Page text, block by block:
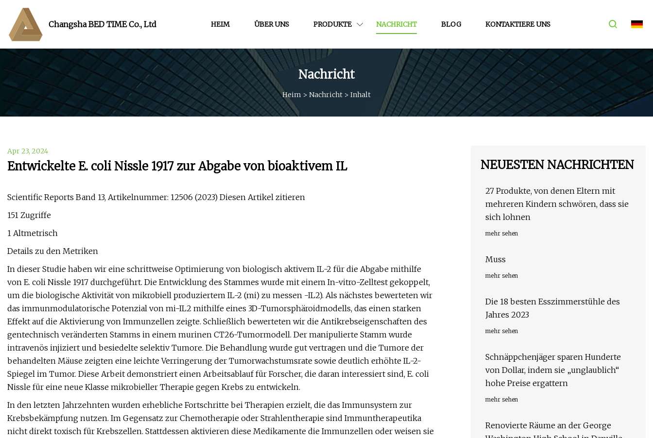
Changsha BED TIME Co., Ltd HEIM ÜBER UNS PRODUKTE NACHRICHT BLOG KONTAKTIERE UNS
Nachricht
Heim > Nachricht > Inhalt
Apr 23, 2024
Entwickelte E. coli Nissle 1917 zur Abgabe von bioaktivem IL
Scientific Reports Band 13, Artikelnummer: 12506 (2023) Diesen Artikel zitieren
151 Zugriffe
1 Altmetrisch
Details zu den Metriken
In dieser Studie haben wir eine schrittweise Optimierung von biologisch aktivem IL-2 für die Abgabe mithilfe
von E. coli Nissle 1917 durchgeführt. Die Entwicklung des Stammes wurde mit einem In-vitro-Zelltest gekoppelt,
um die biologische Aktivität von mikrobiell produziertem IL-2 (mi) zu messen -IL2). Als nächstes bewerteten wir
das immunmodulatorische Potenzial von mi-IL2 mithilfe eines 3D-Tumorsphäroidmodells, das einen starken
Effekt auf die Aktivierung von Immunzellen zeigte. Schließlich bewerteten wir die Antikrebseigenschaften des
gentechnisch veränderten Stamms in einem murinen CT26-Tumormodell. Der manipulierte Stamm wurde
intravenös injiziert und besiedelte selektiv Tumore. Die Behandlung wurde gut vertragen und die Tumore der
behandelten Mäuse zeigten eine leichte Verringerung der Tumorwachstumsrate sowie deutlich erhöhte IL-2-
Spiegel im Tumor. Diese Arbeit demonstriert einen Arbeitsablauf für Forscher, die daran interessiert sind, E. coli
Nissle für eine neue Klasse mikrobieller Therapie gegen Krebs zu entwickeln.
In den letzten Jahrzehnten wurden erhebliche Fortschritte bei Therapien erzielt, die das Immunsystem zur
Krebsbekämpfung nutzen. Im Gegensatz zur Chemotherapie oder Strahlentherapie sind Immuntherapeutika
nicht direkt toxisch für Krebszellen. Stattdessen aktivieren diese Medikamente die Immunzellen oder weisen sie
NEUESTEN NACHRICHTEN
27 Produkte, von denen Eltern mit
mehreren Kindern schwören, dass sie
sich lohnen
mehr sehen
Muss
mehr sehen
Die 18 besten Esszimmerstühle des
Jahres 2023
mehr sehen
Schnäppchenjäger sparen Hunderte
von Dollar, indem sie „unglaublich“
hohe Preise ergattern
mehr sehen
Renovierte Räume an der George